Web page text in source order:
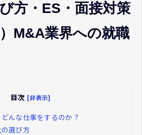
び方・ES・面接対策
M&A業界への就職
目次 [非表示]
んな仕事をするのか？
選び方